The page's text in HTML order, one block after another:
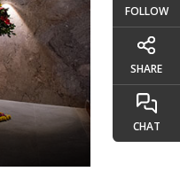
FOLLOW
SHARE
CHAT